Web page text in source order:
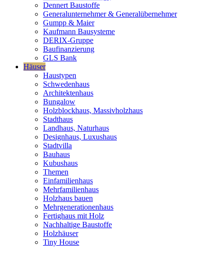
Dennert Baustoffe
Generalunternehmer & Generalübernehmer
Gumpp & Maier
Kaufmann Bausysteme
DERIX-Gruppe
Baufinanzierung
GLS Bank
Häuser
Haustypen
Schwedenhaus
Architektenhaus
Bungalow
Holzblockhaus, Massivholzhaus
Stadthaus
Landhaus, Naturhaus
Designhaus, Luxushaus
Stadtvilla
Bauhaus
Kubushaus
Themen
Einfamilienhaus
Mehrfamilienhaus
Holzhaus bauen
Mehrgenerationenhaus
Fertighaus mit Holz
Nachhaltige Baustoffe
Holzhäuser
Tiny House